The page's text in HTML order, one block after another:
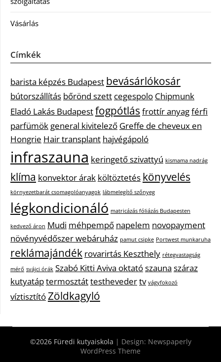
Vásárlás
Címkék
barista képzés Budapest bevásárlókosár
bútorszállítás bőrönd szett cegespolo Chipmunk
Eladó Lakás Budapestfogpótlás frottír anyagférfi
parfümök general kivitelező Greffe de cheveux en
Hongrie Hair transplant hajvégápoló
infraszauna keringető szivattyú kismama nadrág
klíma konvektor árak költöztetés könyvelés
környezetbarát csomagolóanyagok lábmelegítő szőnyeg
légkondicionáló matricázás fóliázás Budapesten
kedvező áron Mudi méhpempő napelem novopayment
növényvédőszer webáruház pamut csipke Portwest munkaruha
reklámajándék rovarirtás Keszthely rétegvastagság
mérő svájci órák Szabó Kitti Aviva oktatószauna száraz
kutyatáptermosztáttesthevedertv vágyfokozó
víztisztítóZöldkagyló
©2026 Füredi kutyaiskola | Design: Newspaperly
WordPress Theme